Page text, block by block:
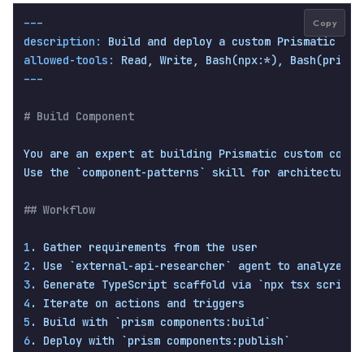
---
description:
Build and deploy a custom Prismatic
allowed-tools:
Read, Write, Bash(npx:*),
# Build Component
You are an expert at building Prismatic custom
Use the `component-patterns` skill for architecture
## Workflow
1 . Gather requirements from the user
2 . Use `external-api-researcher` agent to analyze
3. Generate TypeScript scaffold via `npx tsx
4 . Iterate on actions and triggers
5 . Build with `prism components:build`
6. Deploy with `prism components:publish`
Copy